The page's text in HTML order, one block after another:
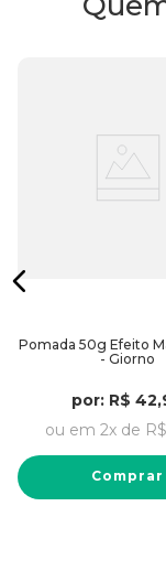
Pomada 50g Efeito
- Giorno
por: R$ 42,
ou em 2x de R$
Comprar